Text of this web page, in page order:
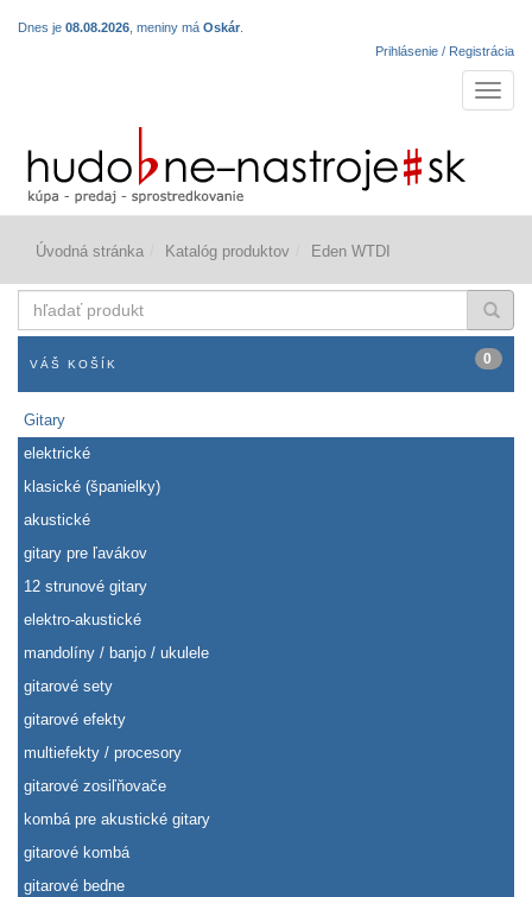
Dnes je 08.08.2026 , meniny má Oskár
Prihlásenie / Registrácia
Úvodná stránka Katalóg produktov Eden WTDI
produkt
VÁŠ KOŠÍK 0
Gitary
elektrické
klasické (španielky)
akustické
gitary pre ľavákov
12 strunové gitary
elektro-akustické
mandolíny / banjo / ukulele
gitarové sety
gitarové efekty
multiefekty / procesory
gitarové zosiľňovače
kombá pre akustické gitary
gitarové kombá
gitarové bedne